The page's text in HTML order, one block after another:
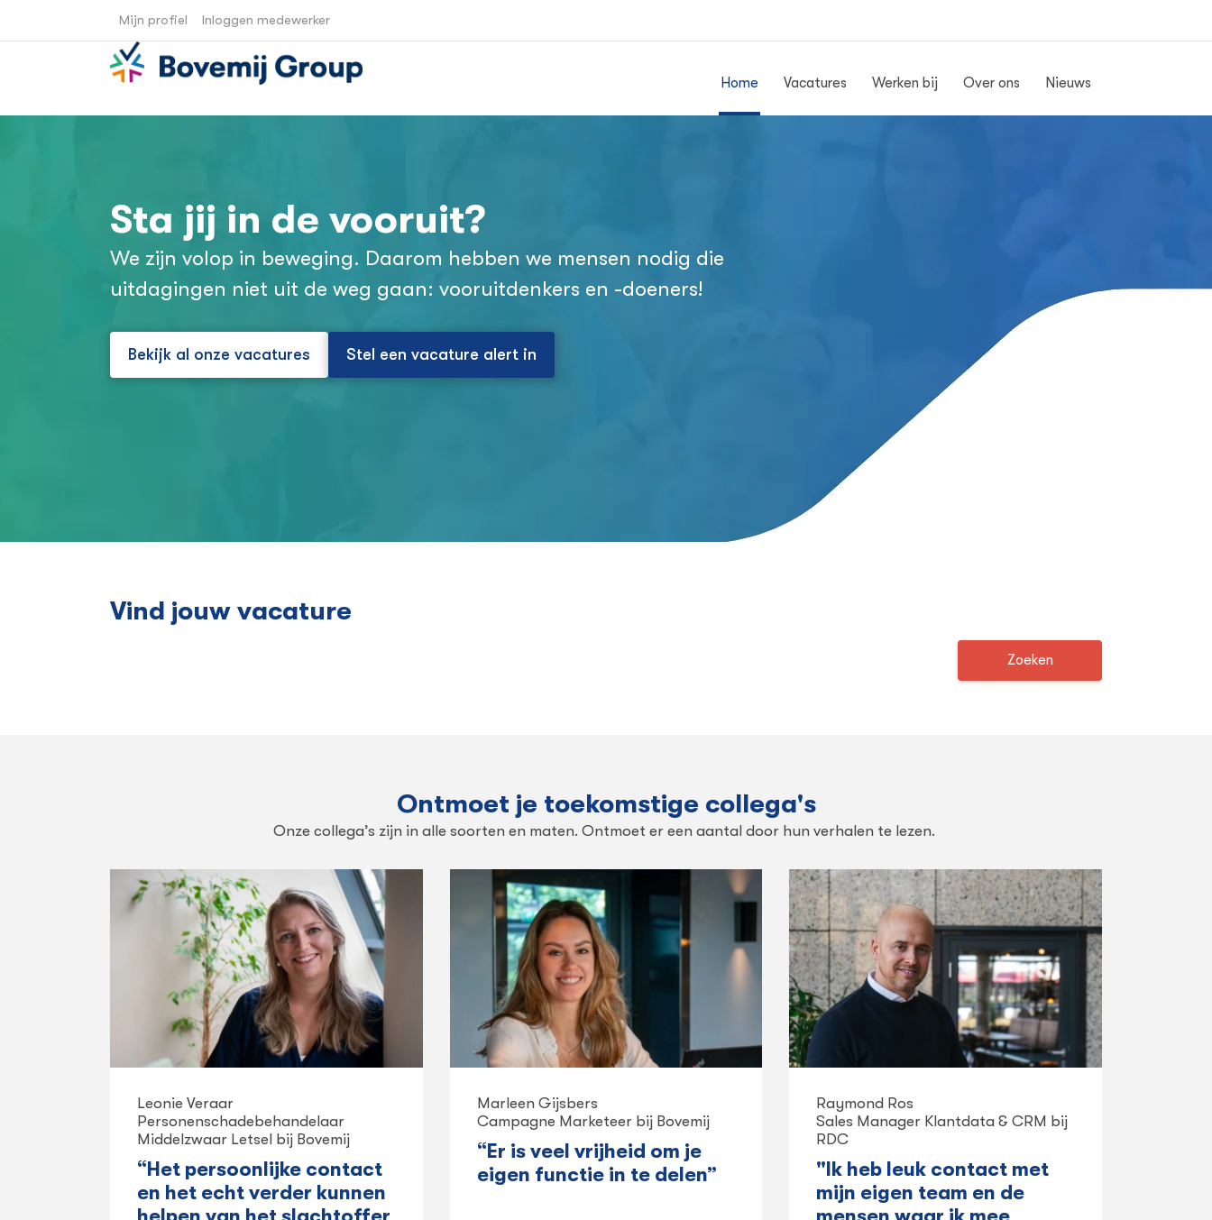
Mijn profiel Inloggen medewerker
Home Vacatures Werken bij Over ons Nieuws
Sta jij in de vooruit?
We zijn volop in beweging. Daarom hebben we mensen nodig die
uitdagingen niet uit de weg gaan: vooruitdenkers en -doeners!
Bekijk al onze vacatures Stel een vacature alert in
Vind jouw vacature
Zoeken
Ontmoet je toekomstige collega's
Onze collega’s zijn in alle soorten en maten. Ontmoet er een aantal door hun verhalen te lezen.
Leonie Veraar
Personenschadebehandelaar
Middelzwaar Letsel bij Bovemij
“Het persoonlijke contact
en het echt verder kunnen
Marleen Gijsbers
Campagne Marketeer bij Bovemij
“Er is veel vrijheid om je
eigen functie in te delen”
Raymond Ros
Sales Manager Klantdata & CRM bij
RDC
"Ik heb leuk contact met
mijn eigen team en de